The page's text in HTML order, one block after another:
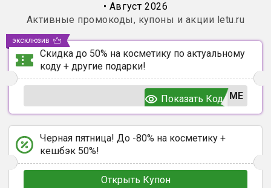
• Август 2026
Активные промокоды, купоны и акции letu.ru
Скидка до 50% на косметику по актуальному
коду + другие подарки!
ЬМЕ
Показать Код
эксклюзив
Черная пятница! До -80% на косметику +
кешбэк 50%!
Открыть Купон